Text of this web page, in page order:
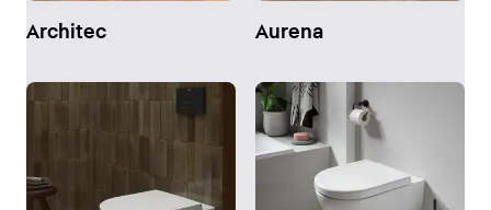
Architec Aurena